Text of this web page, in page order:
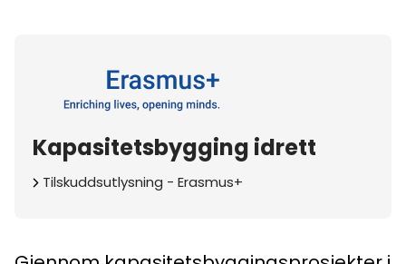
Kapasitetsbygging idrett
Tilskuddsutlysning - Erasmus+